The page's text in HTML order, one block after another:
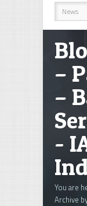
–
–
-
You are
Archive